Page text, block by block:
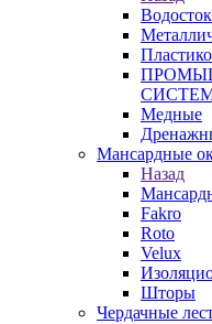
Медные
Мансардные
Назад
Fakro
Roto
Velux
Шторы
Чердачные